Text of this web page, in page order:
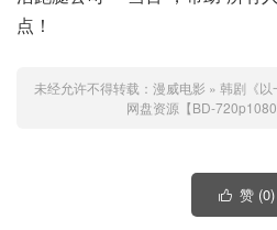
点！
未经允许不得转载： 漫威电影 » 韩剧《以
网盘资源【BD-
 赞 (0)